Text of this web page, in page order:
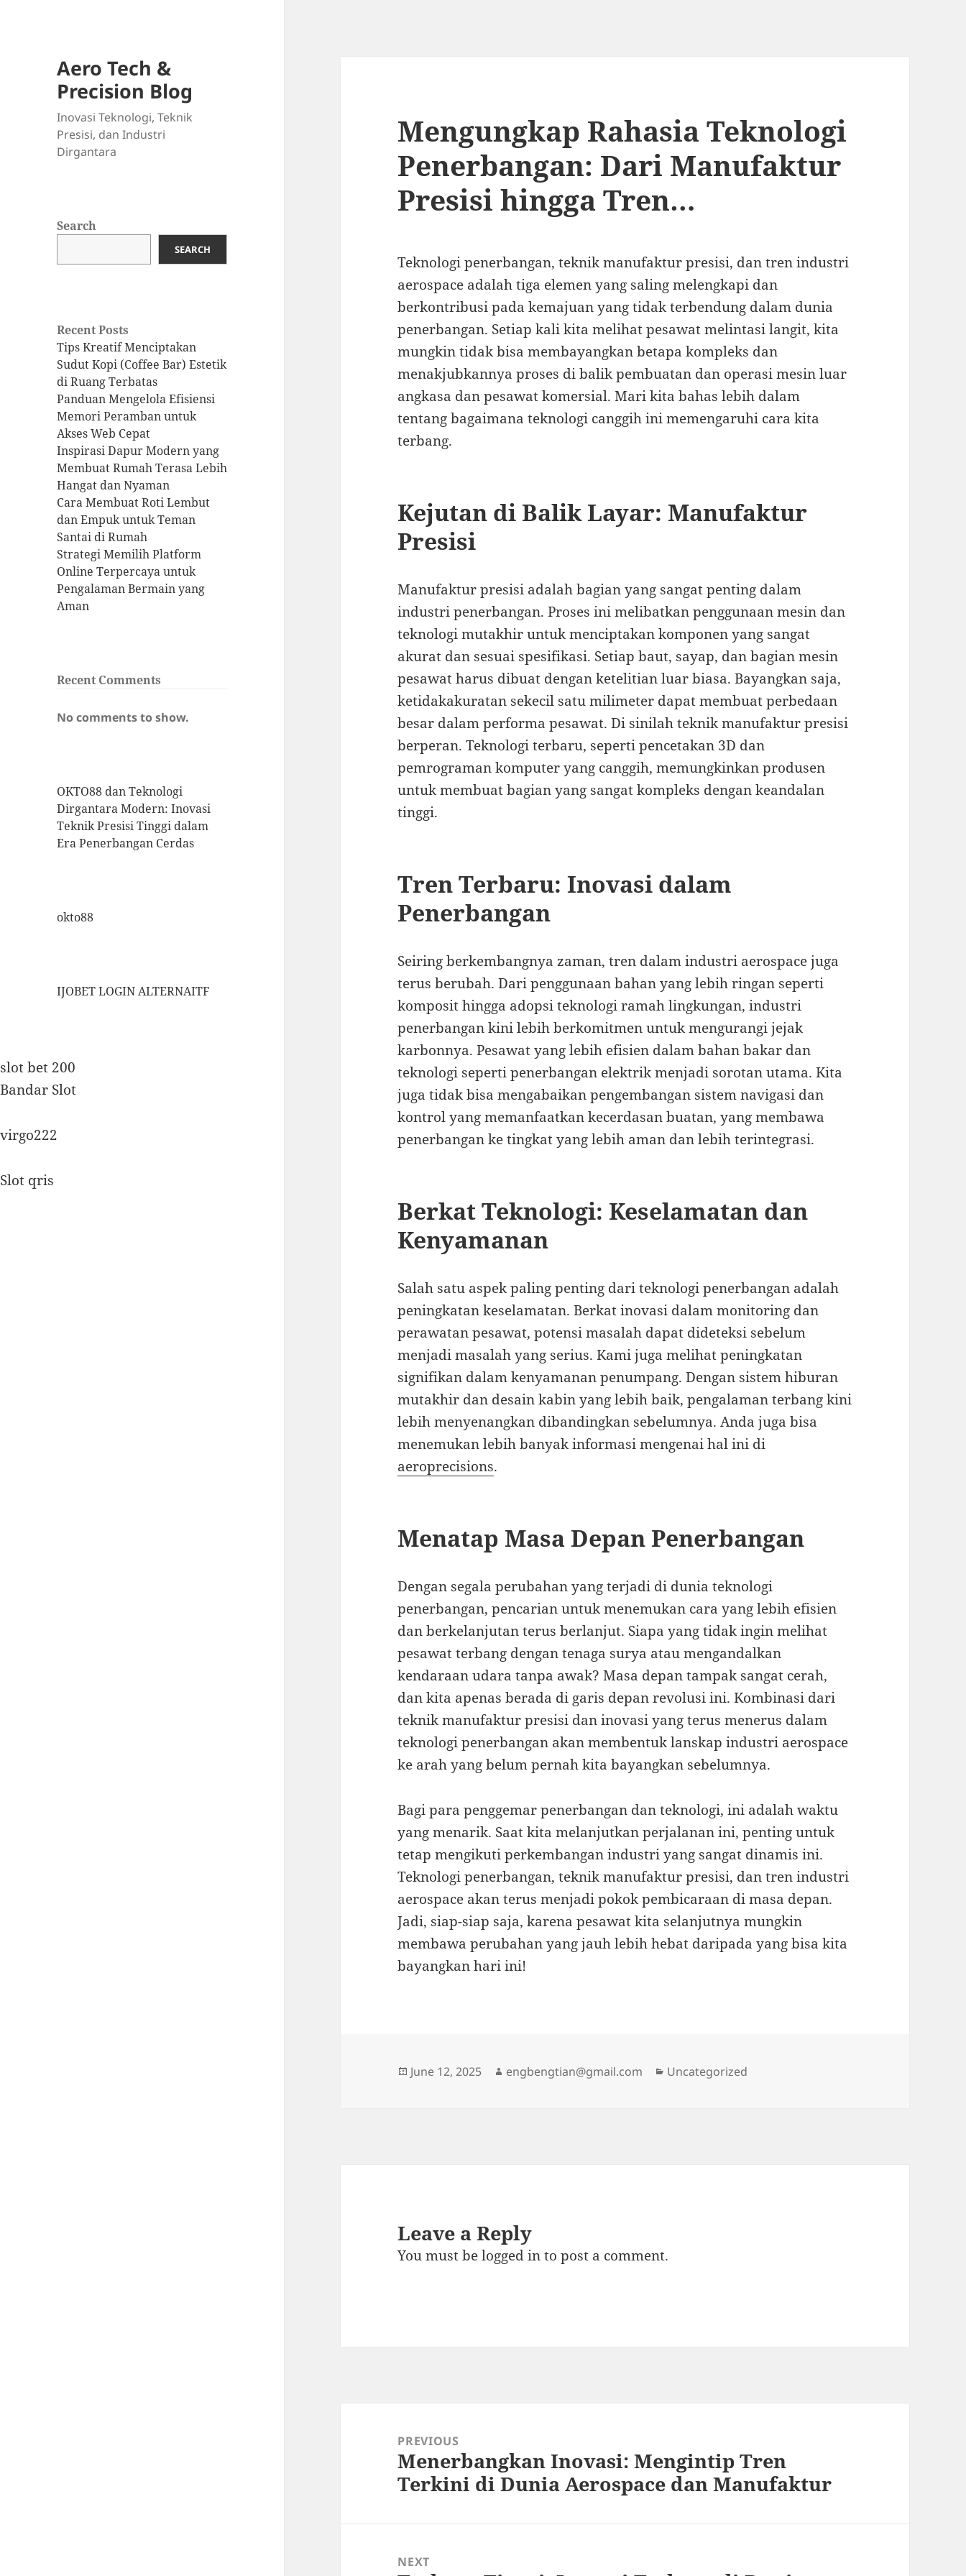
Aero Tech &
Precision Blog
Inovasi Teknologi, Teknik
Presisi, dan Industri
Dirgantara
Search
SEARCH
Recent Posts
Tips Kreatif Menciptakan
Sudut Kopi (Coffee Bar) Estetik
di Ruang Terbatas
Panduan Mengelola Efisiensi
Memori Peramban untuk
Akses Web Cepat
Inspirasi Dapur Modern yang
Membuat Rumah Terasa Lebih
Hangat dan Nyaman
Cara Membuat Roti Lembut
dan Empuk untuk Teman
Santai di Rumah
Strategi Memilih Platform
Online Terpercaya untuk
Pengalaman Bermain yang
Aman
Recent Comments
No comments to show.
OKTO88 dan Teknologi
Dirgantara Modern: Inovasi
Teknik Presisi Tinggi dalam
Era Penerbangan Cerdas
okto88
IJOBET LOGIN ALTERNAITF
slot bet 200
Bandar Slot
virgo222
Slot qris
Mengungkap Rahasia Teknologi
Penerbangan: Dari Manufaktur
Presisi hingga Tren…
Teknologi penerbangan, teknik manufaktur presisi, dan tren industri
aerospace adalah tiga elemen yang saling melengkapi dan
berkontribusi pada kemajuan yang tidak terbendung dalam dunia
penerbangan. Setiap kali kita melihat pesawat melintasi langit, kita
mungkin tidak bisa membayangkan betapa kompleks dan
menakjubkannya proses di balik pembuatan dan operasi mesin luar
angkasa dan pesawat komersial. Mari kita bahas lebih dalam
tentang bagaimana teknologi canggih ini memengaruhi cara kita
terbang.
Kejutan di Balik Layar: Manufaktur
Presisi
Manufaktur presisi adalah bagian yang sangat penting dalam
industri penerbangan. Proses ini melibatkan penggunaan mesin dan
teknologi mutakhir untuk menciptakan komponen yang sangat
akurat dan sesuai spesifikasi. Setiap baut, sayap, dan bagian mesin
pesawat harus dibuat dengan ketelitian luar biasa. Bayangkan saja,
ketidakakuratan sekecil satu milimeter dapat membuat perbedaan
besar dalam performa pesawat. Di sinilah teknik manufaktur presisi
berperan. Teknologi terbaru, seperti pencetakan 3D dan
pemrograman komputer yang canggih, memungkinkan produsen
untuk membuat bagian yang sangat kompleks dengan keandalan
tinggi.
Tren Terbaru: Inovasi dalam
Penerbangan
Seiring berkembangnya zaman, tren dalam industri aerospace juga
terus berubah. Dari penggunaan bahan yang lebih ringan seperti
komposit hingga adopsi teknologi ramah lingkungan, industri
penerbangan kini lebih berkomitmen untuk mengurangi jejak
karbonnya. Pesawat yang lebih efisien dalam bahan bakar dan
teknologi seperti penerbangan elektrik menjadi sorotan utama. Kita
juga tidak bisa mengabaikan pengembangan sistem navigasi dan
kontrol yang memanfaatkan kecerdasan buatan, yang membawa
penerbangan ke tingkat yang lebih aman dan lebih terintegrasi.
Berkat Teknologi: Keselamatan dan
Kenyamanan
Salah satu aspek paling penting dari teknologi penerbangan adalah
peningkatan keselamatan. Berkat inovasi dalam monitoring dan
perawatan pesawat, potensi masalah dapat dideteksi sebelum
menjadi masalah yang serius. Kami juga melihat peningkatan
signifikan dalam kenyamanan penumpang. Dengan sistem hiburan
mutakhir dan desain kabin yang lebih baik, pengalaman terbang kini
lebih menyenangkan dibandingkan sebelumnya. Anda juga bisa
menemukan lebih banyak informasi mengenai hal ini di
aeroprecisions.
Menatap Masa Depan Penerbangan
Dengan segala perubahan yang terjadi di dunia teknologi
penerbangan, pencarian untuk menemukan cara yang lebih efisien
dan berkelanjutan terus berlanjut. Siapa yang tidak ingin melihat
pesawat terbang dengan tenaga surya atau mengandalkan
kendaraan udara tanpa awak? Masa depan tampak sangat cerah,
dan kita apenas berada di garis depan revolusi ini. Kombinasi dari
teknik manufaktur presisi dan inovasi yang terus menerus dalam
teknologi penerbangan akan membentuk lanskap industri aerospace
ke arah yang belum pernah kita bayangkan sebelumnya.
Bagi para penggemar penerbangan dan teknologi, ini adalah waktu
yang menarik. Saat kita melanjutkan perjalanan ini, penting untuk
tetap mengikuti perkembangan industri yang sangat dinamis ini.
Teknologi penerbangan, teknik manufaktur presisi, dan tren industri
aerospace akan terus menjadi pokok pembicaraan di masa depan.
Jadi, siap-siap saja, karena pesawat kita selanjutnya mungkin
membawa perubahan yang jauh lebih hebat daripada yang bisa kita
bayangkan hari ini!
Posted
June 12, 2025 Author
engbengtian@gmail.com Categories
Uncategorized
Leave a Reply
You must belogged into post a comment.
navigationPREVIOUS
Previous
post:
Menerbangkan Inovasi: Mengintip Tren
Terkini di Dunia Aerospace dan Manufaktur
NEXT